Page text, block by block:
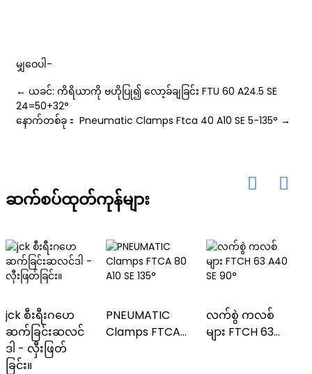
မျှဝေပါ-
← ယခင်: ကိရိယာကို ဗဟိုပြု၍ လော့ခ်ချခြင်း FTU 60 A24.5 SE
24=50+32°
နောက်တစ်ခု： Pneumatic Clamps Ftca 40 A10 SE 5-135° →
ဆက်စပ်ထုတ်ကုန်များ
jck စီးရီးဂဟေ
ဆက်ခြင်းဆလင်
ဒါ - လှီးဖြတ်
ခြင်း။
PNEUMATIC
Clamps FTCA
လက်စွဲ ကလစ်
များ FTCH 63